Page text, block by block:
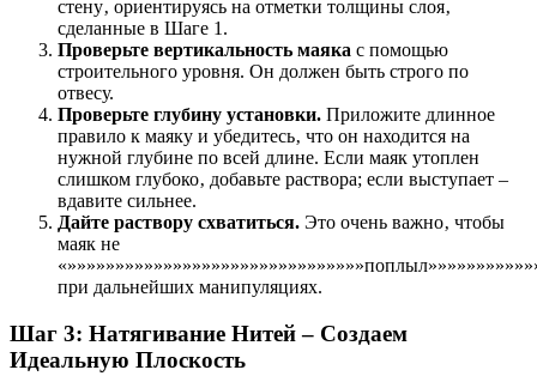
стену‚ ориентируясь на отметки толщины слоя‚
сделанные в Шаге 1.
Проверьте вертикальность маяка с помощью
строительного уровня. Он должен быть строго по
отвесу.
Проверьте глубину установки. Приложите длинное
правило к маяку и убедитесь‚ что он находится на
нужной глубине по всей длине. Если маяк утоплен
слишком глубоко‚ добавьте раствора; если выступает –
вдавите сильнее.
Дайте раствору схватиться. Это очень важно‚ чтобы
маяк не
при дальнейших манипуляциях.
Шаг 3: Натягивание Нитей – Создаем
Идеальную Плоскость